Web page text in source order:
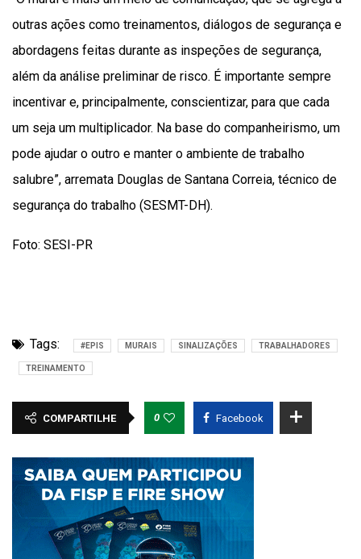
outras ações como treinamentos, diálogos de segurança e
abordagens feitas durante as inspeções de segurança,
além da análise preliminar de risco. É importante sempre
incentivar e, principalmente, conscientizar, para que cada
um seja um multiplicador. Na base do companheirismo, um
pode ajudar o outro e manter o ambiente de trabalho
salubre”, arremata Douglas de Santana Correia, técnico de
segurança do trabalho (SESMT-DH).
Foto: SESI-PR
Tags: #EPIS MURAIS SINALIZAÇÕES TRABALHADORES
TREINAMENTO
COMPARTILHE 0 Facebook